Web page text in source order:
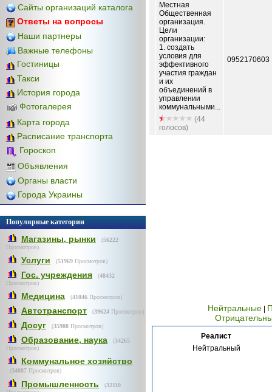
Сайты организаций каталога
Ответы на вопросы
Наши партнеры
Важные телефоны
Гостиницы
Такси
История города
Фотогалерея
Карта города
Расписание транспорта
Гороскоп
Объявления
Органы власти
Города Украины
Популярные категории
Магазины, рынки (56222
Просмотров)
Услуги (51969 Просмотров)
Гос. учреждения (48432
Просмотров)
Медицина (41046 Просмотров)
Автотранспорт (39624 Просмотров)
Досуг (35988 Просмотров)
Образование, наука (34265
Просмотров)
Коммунальное хозяйство
(34087 Просмотров)
Промышленность (32110
Местная
Общественная
организация.
Цели
организации:
1. создать
условия для
эффективного
участия граждан
и их
объединений в
управлении
коммунальными...
(44
голосов)
0952170603
Нейтральные
Реалист
Нейтральный